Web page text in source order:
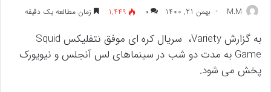
M.M بهمن 21, 1400 ۰ 1,449 زمان مطالعه یک دقیقه
به گزارش Variety، سریال کره ای موفق نتفلیکس Squid
Game به مدت دو شب در سینماهای لس آنجلس و نیویورک
پخش می شود.